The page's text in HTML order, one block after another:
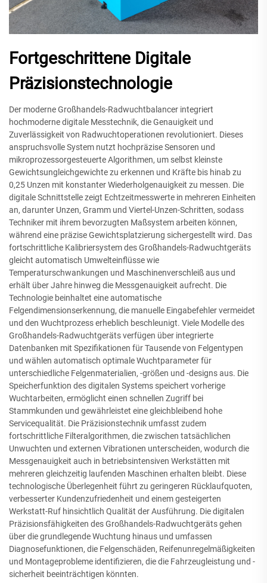
Fortgeschrittene Digitale
Präzisionstechnologie
Der moderne Großhandels-Radwuchtbalancer integriert
hochmoderne digitale Messtechnik, die Genauigkeit und
Zuverlässigkeit von Radwuchtoperationen revolutioniert. Dieses
anspruchsvolle System nutzt hochpräzise Sensoren und
mikroprozessorgesteuerte Algorithmen, um selbst kleinste
Gewichtsungleichgewichte zu erkennen und Kräfte bis hinab zu
0,25 Unzen mit konstanter Wiederholgenauigkeit zu messen. Die
digitale Schnittstelle zeigt Echtzeitmesswerte in mehreren Einheiten
an, darunter Unzen, Gramm und Viertel-Unzen-Schritten, sodass
Techniker mit ihrem bevorzugten Maßsystem arbeiten können,
während eine präzise Gewichtsplatzierung sichergestellt wird. Das
fortschrittliche Kalibriersystem des Großhandels-Radwuchtgeräts
gleicht automatisch Umwelteinflüsse wie
Temperaturschwankungen und Maschinenverschleiß aus und
erhält über Jahre hinweg die Messgenauigkeit aufrecht. Die
Technologie beinhaltet eine automatische
Felgendimensionserkennung, die manuelle Eingabefehler vermeidet
und den Wuchtprozess erheblich beschleunigt. Viele Modelle des
Großhandels-Radwuchtgeräts verfügen über integrierte
Datenbanken mit Spezifikationen für Tausende von Felgentypen
und wählen automatisch optimale Wuchtparameter für
unterschiedliche Felgenmaterialien, -größen und -designs aus. Die
Speicherfunktion des digitalen Systems speichert vorherige
Wuchtarbeiten, ermöglicht einen schnellen Zugriff bei
Stammkunden und gewährleistet eine gleichbleibend hohe
Servicequalität. Die Präzisionstechnik umfasst zudem
fortschrittliche Filteralgorithmen, die zwischen tatsächlichen
Unwuchten und externen Vibrationen unterscheiden, wodurch die
Messgenauigkeit auch in betriebsintensiven Werkstätten mit
mehreren gleichzeitig laufenden Maschinen erhalten bleibt. Diese
technologische Überlegenheit führt zu geringeren Rücklaufquoten,
verbesserter Kundenzufriedenheit und einem gesteigerten
Werkstatt-Ruf hinsichtlich Qualität der Ausführung. Die digitalen
Präzisionsfähigkeiten des Großhandels-Radwuchtgeräts gehen
über die grundlegende Wuchtung hinaus und umfassen
Diagnosefunktionen, die Felgenschäden, Reifenunregelmäßigkeiten
und Montageprobleme identifizieren, die die Fahrzeugleistung und -
sicherheit beeinträchtigen könnten.